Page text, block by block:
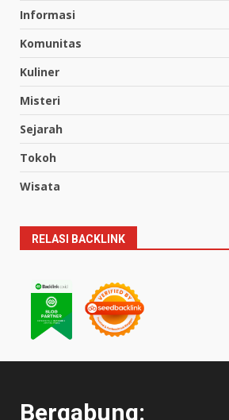
Informasi
Komunitas
Kuliner
Misteri
Sejarah
Tokoh
Wisata
RELASI BACKLINK
Bergabung: